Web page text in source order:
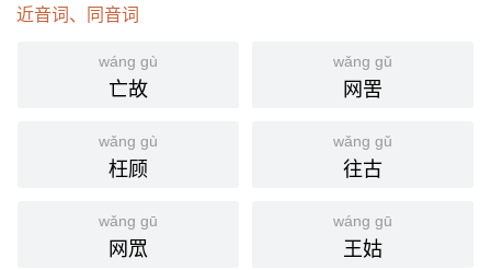
非渔也’，不如捐罔罟而人自信。”
罟
近音词、同音词
wáng gù
亡故
wǎng gǔ
网罟
wǎng gù
枉顾
wǎng gǔ
往古
wǎng gū
网罛
wáng gū
王姑